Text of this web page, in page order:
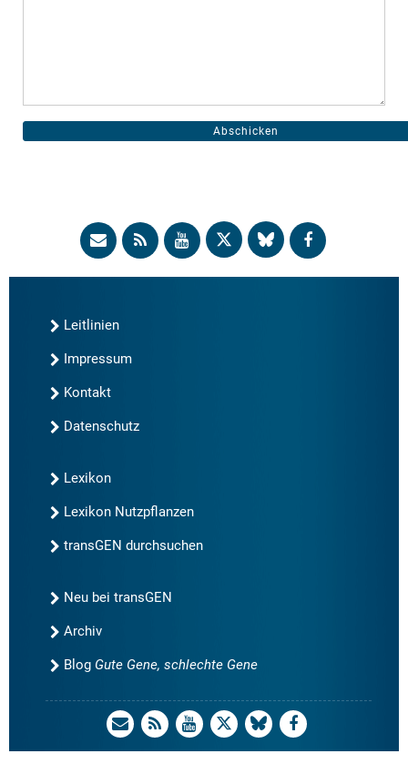
Leitlinien
Impressum
Kontakt
Datenschutz
Lexikon
Lexikon Nutzpflanzen
transGEN durchsuchen
Neu bei transGEN
Archiv
Blog Gute Gene, schlechte Gene